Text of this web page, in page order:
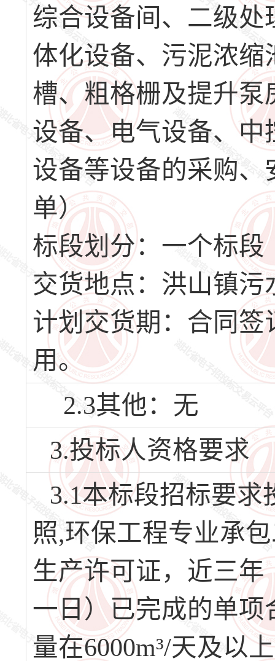
综合设备间、二级
体化设备、污泥浓
槽、粗格栅及提升
设备、电气设备、
设备等设备的采购
单）
标段划分：一个标段
交货地点：洪山镇污
计划交货期：合同签
用。
2.3其他：无
3.投标人资格要求
3.1本标段招标要
照,环保工程专业承
生产许可证，近三年
一日）已完成的单项
量在6000m³/天及以